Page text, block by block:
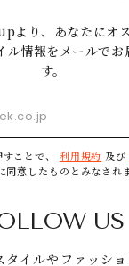
より、あなたにオ
ル情報をメールでお
す。
ことで、 利用規約 及び
同意したものとみなされ
US
タイルやファッショ